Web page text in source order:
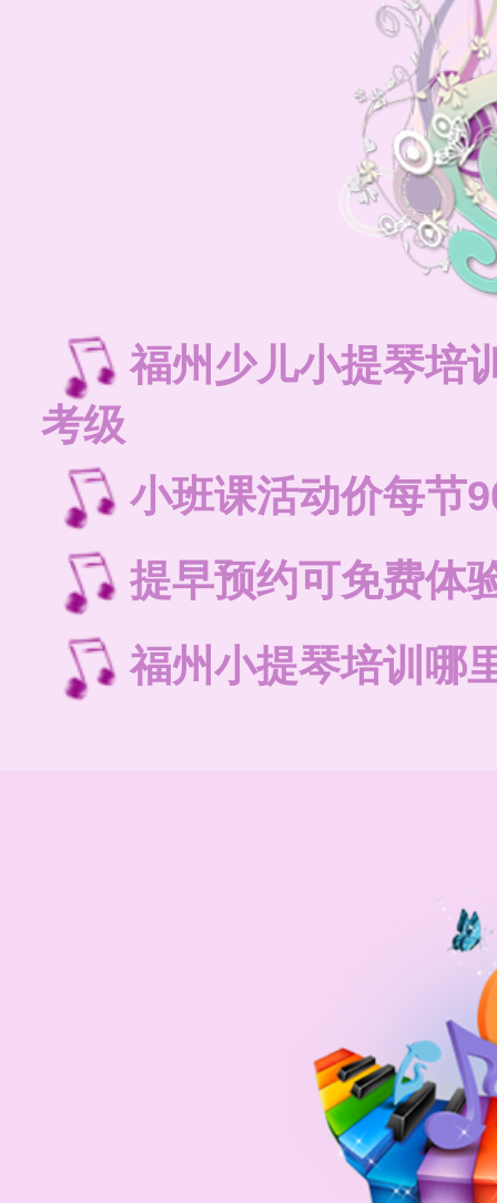
福州少儿小提琴培
考级
小班课活动价每节
提早预约可免费体
福州小提琴培训哪